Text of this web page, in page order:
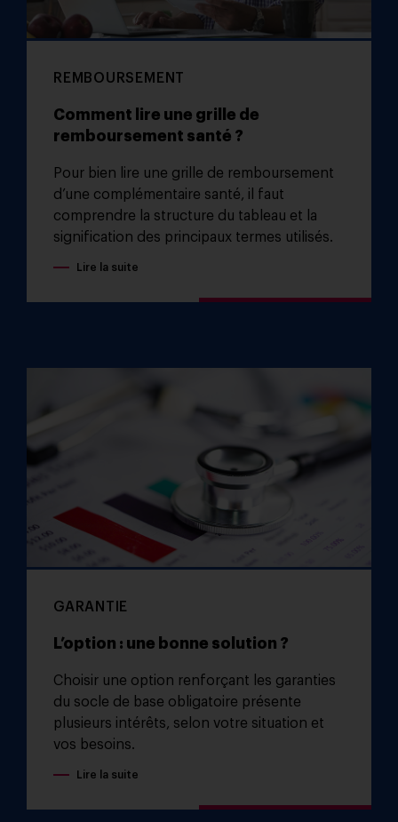
REMBOURSEMENT
Comment lire une grille de
remboursement santé ?
Pour bien lire une grille de remboursement
d’une complémentaire santé, il faut
comprendre la structure du tableau et la
signification des principaux termes utilisés.
Lire la suite
GARANTIE
L’option : une bonne solution ?
Choisir une option renforçant les garanties
du socle de base obligatoire présente
plusieurs intérêts, selon votre situation et
vos besoins.
Lire la suite